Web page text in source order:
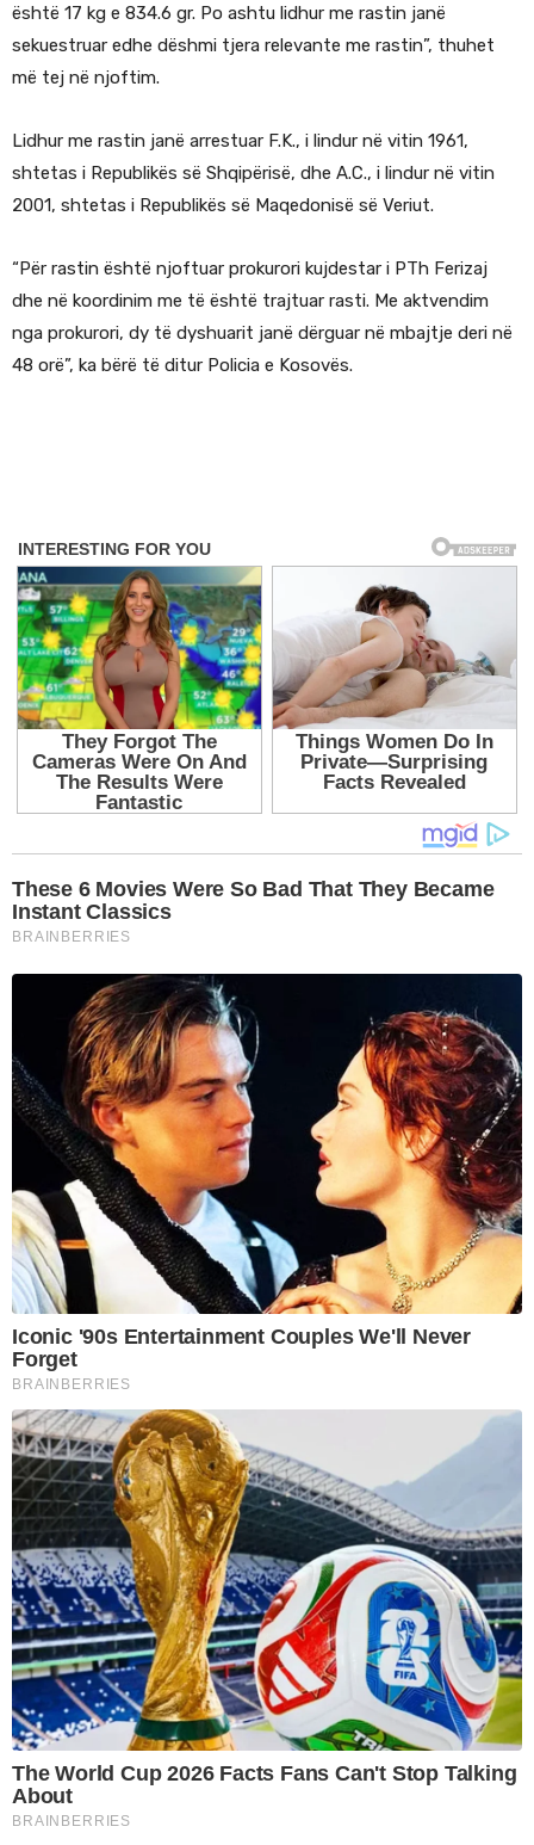
është 17 kg e 834.6 gr. Po ashtu lidhur me rastin janë
sekuestruar edhe dëshmi tjera relevante me rastin”, thuhet
më tej në njoftim.
Lidhur me rastin janë arrestuar F.K., i lindur në vitin 1961,
shtetas i Republikës së Shqipërisë, dhe A.C., i lindur në vitin
2001, shtetas i Republikës së Maqedonisë së Veriut.
“Për rastin është njoftuar prokurori kujdestar i PTh Ferizaj
dhe në koordinim me të është trajtuar rasti. Me aktvendim
nga prokurori, dy të dyshuarit janë dërguar në mbajtje deri në
48 orë”, ka bërë të ditur Policia e Kosovës.